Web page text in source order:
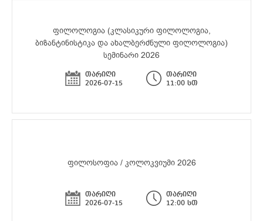
ფილოლოგია (კლასიკური ფილოლოგია,
ბიზანტინისტიკა და ახალბერძნული ფილოლოგია)
სემინარი 2026
თარიღი
2026-07-15
თარიღი
11:00 სთ
ფილოსოფია / კოლოკვიუმი 2026
თარიღი
2026-07-15
თარიღი
12:00 სთ